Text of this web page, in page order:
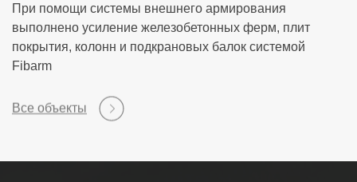
При помощи системы внешнего армирования
выполнено усиление железобетонных ферм, плит
покрытия, колонн и подкрановых балок системой
Fibarm
Все объекты